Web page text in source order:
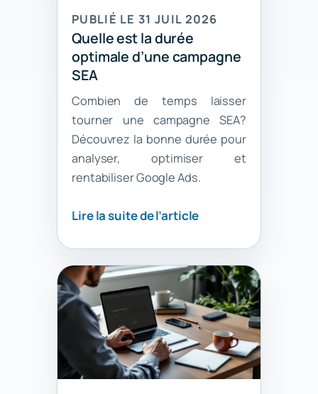
PUBLIÉ LE 31 JUIL 2026
Quelle est la durée
optimale d’une campagne
SEA
Combien de temps laisser
tourner une campagne SEA?
Découvrez la bonne durée pour
analyser, optimiser et
rentabiliser Google Ads.
Lire la suite de l’article